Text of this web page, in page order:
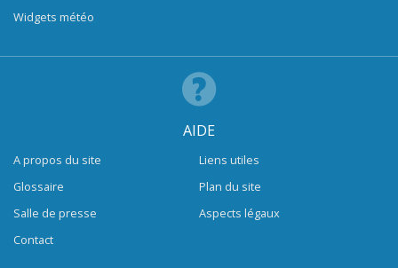
Widgets météo
AIDE
A propos du site
Glossaire
Salle de presse
Contact
Liens utiles
Plan du site
Aspects légaux